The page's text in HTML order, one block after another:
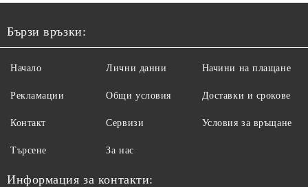
Бързи връзки:
Начало
Рекламации
Контакт
Търсене
Лични данни
Общи условия
Сервизи
За нас
Начини на плащане
Доставки и срокове
Условия за връщане
Информация за контакти: